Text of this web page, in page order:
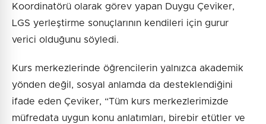
Koordinatörü olarak görev yapan Duygu Çeviker,
LGS yerleştirme sonuçlarının kendileri için gurur
verici olduğunu söyledi.
Kurs merkezlerinde öğrencilerin yalnızca akademik
yönden değil, sosyal anlamda da desteklendiğini
ifade eden Çeviker, “Tüm kurs merkezlerimizde
müfredata uygun konu anlatımları, birebir etütler ve